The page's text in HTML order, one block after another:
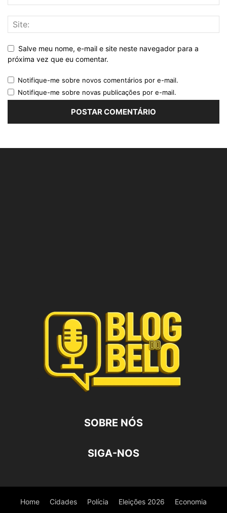
Salve meu nome, e-mail e site neste navegador para a
próxima vez que eu comentar.
Notifique-me sobre novos comentários por e-mail.
Notifique-me sobre novas publicações por e-mail.
SOBRE NÓS
SIGA-NOS
Home Cidades Polícia Eleições 2026 Economia